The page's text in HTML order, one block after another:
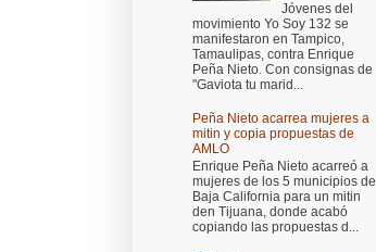
Jóvenes del
movimiento Yo Soy 132 se
manifestaron en Tampico,
Tamaulipas, contra Enrique
Peña Nieto. Con consignas de
"Gaviota tu marid...
Peña Nieto acarrea mujeres a
mitin y copia propuestas de
AMLO
Enrique Peña Nieto acarreó a
mujeres de los 5 municipios de
Baja California para un mitin
den Tijuana, donde acabó
copiando las propuestas d...